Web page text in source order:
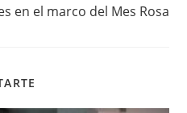
en el marco del Mes Rosa